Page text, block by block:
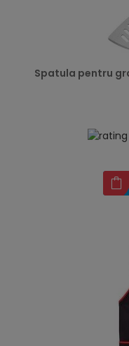
Spatula pentru